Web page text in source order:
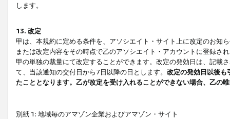
します。
13. 改定
甲は、本規約に定める条件を、アソシエイト・サイト上に改定のお知
または改定内容をその時点で乙のアソシエイト・アカウントに登録さ
甲の単独の裁量にて改定することができます。改定の発効日は、記載
て、当該通知の交付日から7日以降の日とします。 改定の発効日以後も
たこととなります。乙が改定を受け入れることができない場合、乙の
別紙 1: 地域毎のアマゾン企業およびアマゾン・サイト